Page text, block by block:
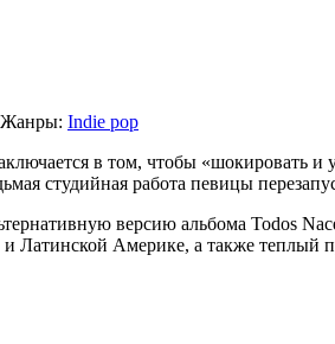
Жанры: Indie pop
в том, чтобы «шокировать и
студийная работа певицы
версию альбома Todos
Америке, а также теплый